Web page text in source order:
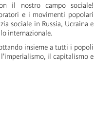
il nostro campo sociale!
e i movimenti popolari
sociale in Russia, Ucraina e
internazionale.
insieme a tutti i popoli
il capitalismo e